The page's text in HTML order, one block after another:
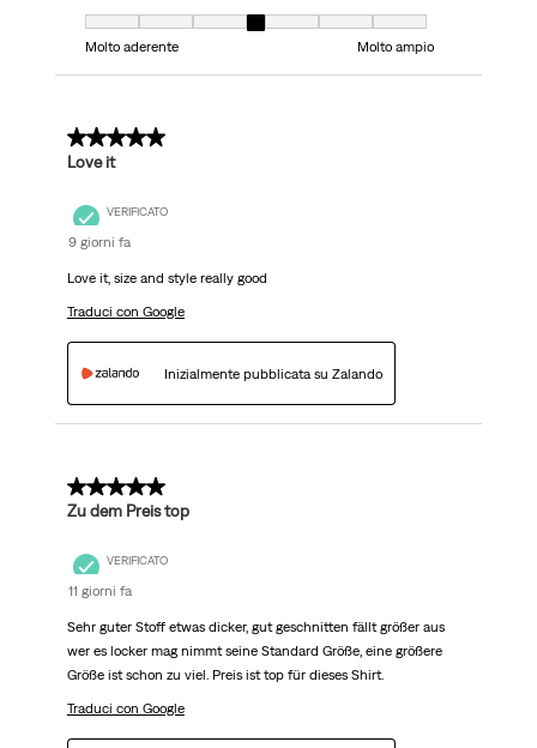
Taglio, 4 su 7, dove 1 è uguale a Molto aderente e 7 è uguale a Molto
Molto aderente
Molto ampio
5 su 5 stelle.
Love it
VERIFICATO
9 giorni fa
Love it, size and style really good
Traduci con Google
Inizialmente pubblicata su Zalando
5 su 5 stelle.
Zu dem Preis top
VERIFICATO
11 giorni fa
Sehr guter Stoff etwas dicker, gut geschnitten fällt größer aus
wer es locker mag nimmt seine Standard Größe, eine größere
Größe ist schon zu viel. Preis ist top für dieses Shirt.
Traduci con Google